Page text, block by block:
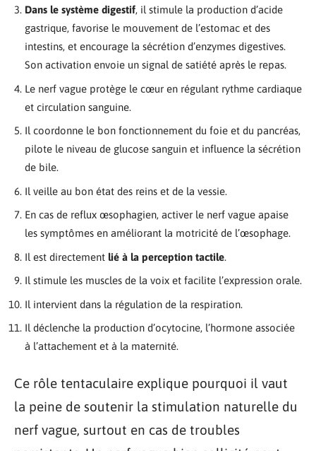
Dans le système digestif, il stimule la production d’acide
gastrique, favorise le mouvement de l’estomac et des
intestins, et encourage la sécrétion d’enzymes digestives.
Son activation envoie un signal de satiété après le repas.
Le nerf vague protège le cœur en régulant rythme cardiaque
et circulation sanguine.
Il coordonne le bon fonctionnement du foie et du pancréas,
pilote le niveau de glucose sanguin et influence la sécrétion
de bile.
Il veille au bon état des reins et de la vessie.
En cas de reflux œsophagien, activer le nerf vague apaise
les symptômes en améliorant la motricité de l’œsophage.
Il est directement lié à la perception tactile.
Il stimule les muscles de la voix et facilite l’expression orale.
Il intervient dans la régulation de la respiration.
Il déclenche la production d’ocytocine, l’hormone associée
à l’attachement et à la maternité.
Ce rôle tentaculaire explique pourquoi il vaut
la peine de soutenir la stimulation naturelle du
nerf vague, surtout en cas de troubles